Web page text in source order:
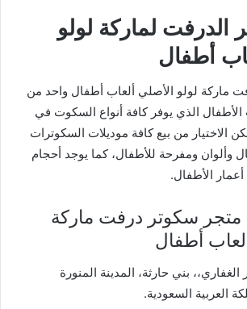
الدرفت لماركة لولو
أطفال
ماركة لولو الأصلي ألعاب أطفال واحد من
الذي يوفر كافة أنواع السكوت في
الاختيار من بيع كافة موديلات السكوترات
وألوان ومفرحة للأطفال، كما يوجد أحجام
الأطفال.
سكوتر درفت ماركة
أطفال
الغفاري،، بني حارثة، المدينة المنورة